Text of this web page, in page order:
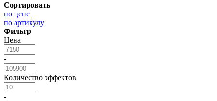
Сортировать
по цене
по артикулу
Фильтр
Цена
-
Количество эффектов
-